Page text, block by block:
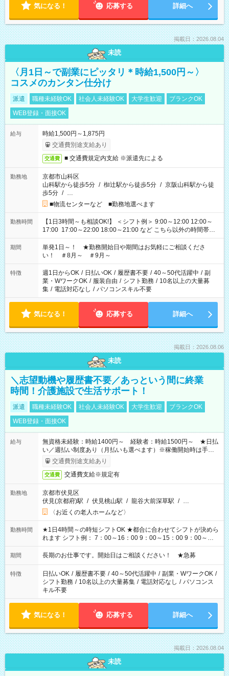
気になる！ 応募する 詳細へ
掲載日：2026.08.04
未読
〈月1日～で副業にピッタリ＊時給1,500円～〉
コスメのカンタン仕分け
派遣 職種未経験OK 社会人未経験OK 大学生歓迎
ブランクOK
WEB登録・面接OK
給与
時給1,500円～1,875円
交通費別途支給あり
交通費 ■ 交通費規定内支給 ※派遣先による
勤務地
京都市山科区
山科駅から徒歩5分 / 椥辻駅から徒歩5分 / 京阪山科駅から徒
歩5分 / …
■物流センターなど ■勤務地選べます
勤務時間
【1日3時間～も相談OK!】 ＜シフト例＞ 9:00～12:00 12:00～
17:00 17:00～22:00 18:00～21:00 など こちら以外の時間帯も
お気軽にご相談ください！
期間
単発1日～！ ★勤務開始日や期間はお気軽にご相談くださ
い！ ＃8月～ ＃9月～
特徴 週1日からOK / 日払いOK / 履歴書不要 / 40～50代活躍中 / 副
業・WワークOK / 服装自由 / シフト勤務 / 10名以上の大量募
集 / 電話対応なし / パソコンスキル不要
気になる！ 応募する 詳細へ
掲載日：2026.08.06
未読
＼志望動機や履歴書不要／あっという間に終業
時間！介護施設で生活サポート！
派遣 職種未経験OK 社会人未経験OK 大学生歓迎
ブランクOK
WEB登録・面接OK
給与
無資格未経験：時給1400円～ 経験者：時給1500円～ ★日払
い／週払い制度あり（月払いも選べます）※稼働開始時は手続き
完了次第のお支払いとなります。
交通費別途支給あり
交通費 交通費支給※規定有
勤務地
京都市伏見区
伏見(京都府)駅 / 伏見桃山駅 / 龍谷大前深草駅 / …
〈お近くの老人ホームなど〉
勤務時間
★1日4時間～の時短シフトOK ★都合に合わせてシフトが決めら
れます シフト例： 7：00～16：00 9：00～15：00 9：00～
18：00 11：00～20：00 など ※Wワークの場合、他のお仕事と
合わせ週40時間超の就業はご案内できません ※法令に基づき、
派遣法（日雇い派遣の原則禁止）により、短時間・短期間の就
業はご案内が難しい場合があります
期間 長期のお仕事です。開始日はご相談ください！ ★急募
特徴 日払いOK / 履歴書不要 / 40～50代活躍中 / 副業・WワークOK /
シフト勤務 / 10名以上の大量募集 / 電話対応なし / パソコンス
キル不要
気になる！ 応募する 詳細へ
掲載日：2026.08.04
未読